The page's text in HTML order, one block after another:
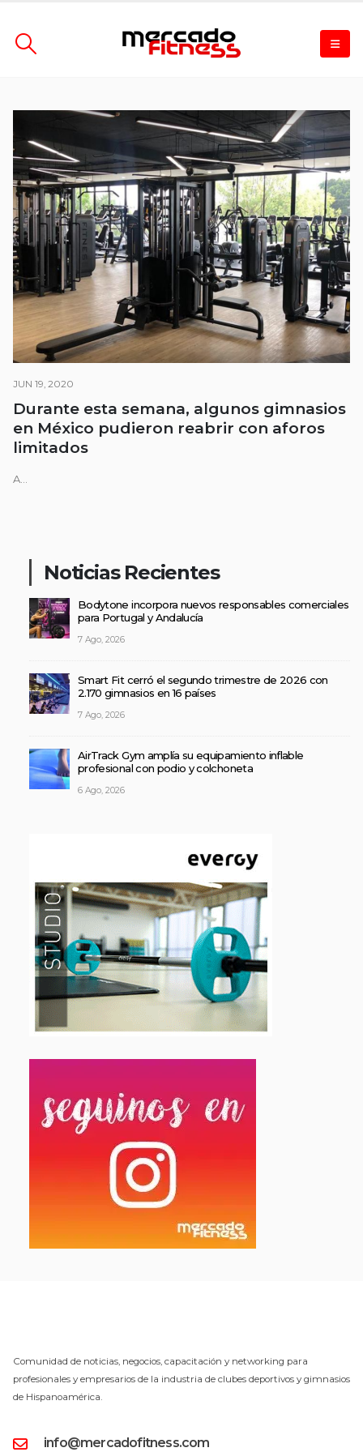
JUN 19, 2020
Durante esta semana, algunos gimnasios
en México pudieron reabrir con aforos
limitados
A...
Noticias Recientes
Bodytone incorpora nuevos responsables comerciales
para Portugal y Andalucía
7 Ago, 2026
Smart Fit cerró el segundo trimestre de 2026 con
2.170 gimnasios en 16 países
7 Ago, 2026
AirTrack Gym amplía su equipamiento inflable
profesional con podio y colchoneta
6 Ago, 2026
Comunidad de noticias, negocios, capacitación y networking para
profesionales y empresarios de la industria de clubes deportivos y gimnasios
de Hispanoamérica.
info@mercadofitness.com